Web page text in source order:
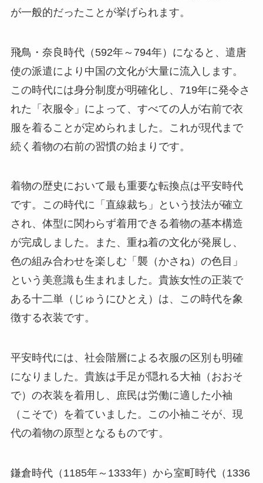
が一般的だったことが挙げられます。
飛鳥・奈良時代（592年～794年）になると、遣唐
使の派遣により中国の文化が大量に流入します。
この時代には身分制度が明確化し、719年に発令さ
れた「衣服令」によって、すべての人が右前で衣
服を着ることが定められました。これが現代まで
続く着物の右前の習慣の始まりです。
着物の歴史において最も重要な転換点は平安時代
です。この時代に「直線裁ち」という技法が確立
され、体型に関わらず着用できる着物の基本構造
が完成しました。また、重ね着の文化が発展し、
色の組み合わせを楽しむ「襲（かさね）の色目」
という美意識も生まれました。貴族女性の正装で
ある十二単（じゅうにひとえ）は、この時代を象
徴する衣装です。
平安時代には、社会階層による衣服の区別も明確
になりました。貴族は手足が隠れる大袖（おおそ
で）の衣装を着用し、庶民は労働に適した小袖
（こそで）を着ていました。この小袖こそが、現
代の着物の原型となるものです。
鎌倉時代（1185年～1333年）から室町時代（1336